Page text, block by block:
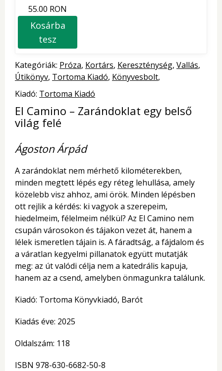
55.00 RON
Kosárba
tesz
Kategóriák: Próza Kortárs Kereszténység Vallás
Útikönyv Tortoma Kiadó Könyvesbolt
Kiadó: Tortoma Kiadó
El Camino – Zarándoklat egy belső
világ felé
Ágoston Árpád
A zarándoklat nem mérhető kilométerekben,
minden megtett lépés egy réteg lehullása, amely
közelebb visz ahhoz, ami örök. Minden lépésben
ott rejlik a kérdés: ki vagyok a szerepeim,
hiedelmeim, félelmeim nélkül? Az El Camino nem
csupán városokon és tájakon vezet át, hanem a
lélek ismeretlen tájain is. A fáradtság, a fájdalom és
a váratlan kegyelmi pillanatok együtt mutatják
meg: az út valódi célja nem a katedrális kapuja,
hanem az a csend, amelyben önmagunkra találunk.
Kiadó: Tortoma Könyvkiadó, Barót
Kiadás éve: 2025
Oldalszám: 118
ISBN 978-630-6682-50-8